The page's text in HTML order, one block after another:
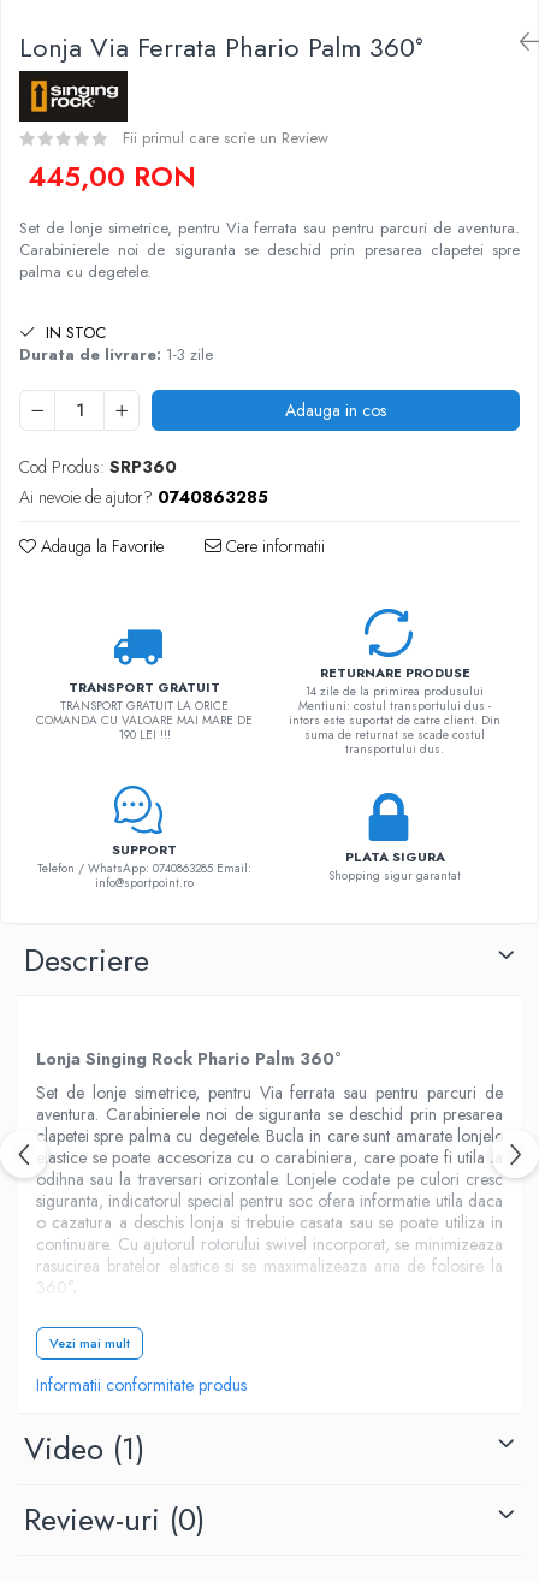
Accesorii
Copii
Espadrile
Casti
Jachete
Sosete
Bandane
Imbracaminte de corp
Copii
Jachete copii
Caciuli
Pantaloni copii
Imbracaminte de corp
Lonja Via Ferrata Phario Palm 360°
Fii primul care scrie un Review
445,00 RON
Set de lonje simetrice, pentru Via ferrata sau pentru parcuri de aventura.
Carabinierele noi de siguranta se deschid prin presarea clapetei spre
palma cu degetele.
IN STOC
Durata de livrare: 1-3 zile
Adauga in cos
Cod Produs: SRP360
Ai nevoie de ajutor? 0740863285
Adauga la Favorite Cere informatii
TRANSPORT GRATUIT
TRANSPORT GRATUIT LA ORICE
COMANDA CU VALOARE MAI MARE DE
190 LEI !!!
RETURNARE PRODUSE
14 zile de la primirea produsului
Mentiuni: costul transportului dus -
intors este suportat de catre client. Din
suma de returnat se scade costul
transportului dus.
SUPPORT
Telefon / WhatsApp: 0740863285 Email:
info@sportpoint.ro
PLATA SIGURA
Shopping sigur garantat
Descriere
Lonja Singing Rock Phario Palm 360°
Set de lonje simetrice, pentru Via ferrata sau pentru parcuri de
aventura. Carabinierele noi de siguranta se deschid prin presarea
clapetei spre palma cu degetele. Bucla in care sunt amarate lonjele
elastice se poate accesoriza cu o carabiniera, care poate fi utila la
odihna sau la traversari orizontale. Lonjele codate pe culori cresc
siguranta, indicatorul special pentru soc ofera informatie utila daca
o cazatura a deschis lonja si trebuie casata sau se poate utiliza in
continuare. Cu ajutorul rotorului swivel incorporat, se minimizeaza
rasucirea bratelor elastice si se maximalizeaza aria de folosire la
360°.
Caracteristici:
rotor (swivel)din otel inox, minimizeaza rasucirea bratelor
in conformitate cu noul standard EN 958: 2017
carabiniere Keylock (EN 12275)
Vezi mai mult
Informatii conformitate produs
Video (1)
Review-uri (0)